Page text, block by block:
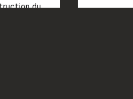
du
sur
pour
choses